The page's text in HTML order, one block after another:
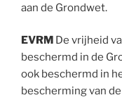
aan de Grondwet.
EVRM De vrijheid
beschermd in de
ook beschermd in
bescherming van